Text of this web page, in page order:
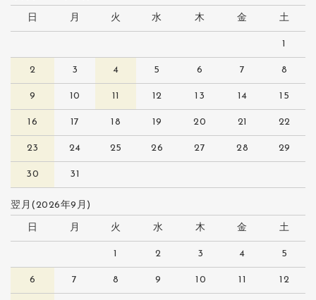
日 月 火 水 木 金 土
1
2 3 4 5 6 7 8
9 10 11 12 13 14 15
16 17 18 19 20 21 22
23 24 25 26 27 28 29
30 31
翌月(2026年9月)
日 月 火 水 木 金 土
1 2 3 4 5
6 7 8 9 10 11 12